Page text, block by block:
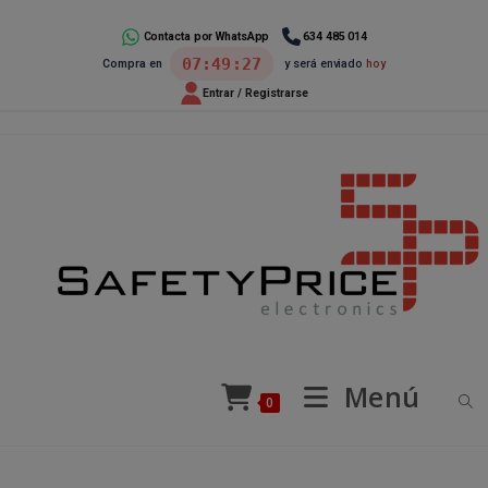
Contacta por WhatsApp
634 485 014
Compra en
07:49:26 y será enviado hoy
Entrar / Registrarse
0 Menú